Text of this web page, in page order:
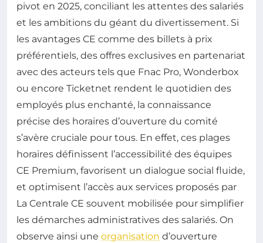
pivot en 2025, conciliant les attentes des salariés
et les ambitions du géant du divertissement. Si
les avantages CE comme des billets à prix
préférentiels, des offres exclusives en partenariat
avec des acteurs tels que Fnac Pro, Wonderbox
ou encore Ticketnet rendent le quotidien des
employés plus enchanté, la connaissance
précise des horaires d’ouverture du comité
s’avère cruciale pour tous. En effet, ces plages
horaires définissent l’accessibilité des équipes
CE Premium, favorisent un dialogue social fluide,
et optimisent l’accès aux services proposés par
La Centrale CE souvent mobilisée pour simplifier
les démarches administratives des salariés. On
observe ainsi une organisation d’ouverture